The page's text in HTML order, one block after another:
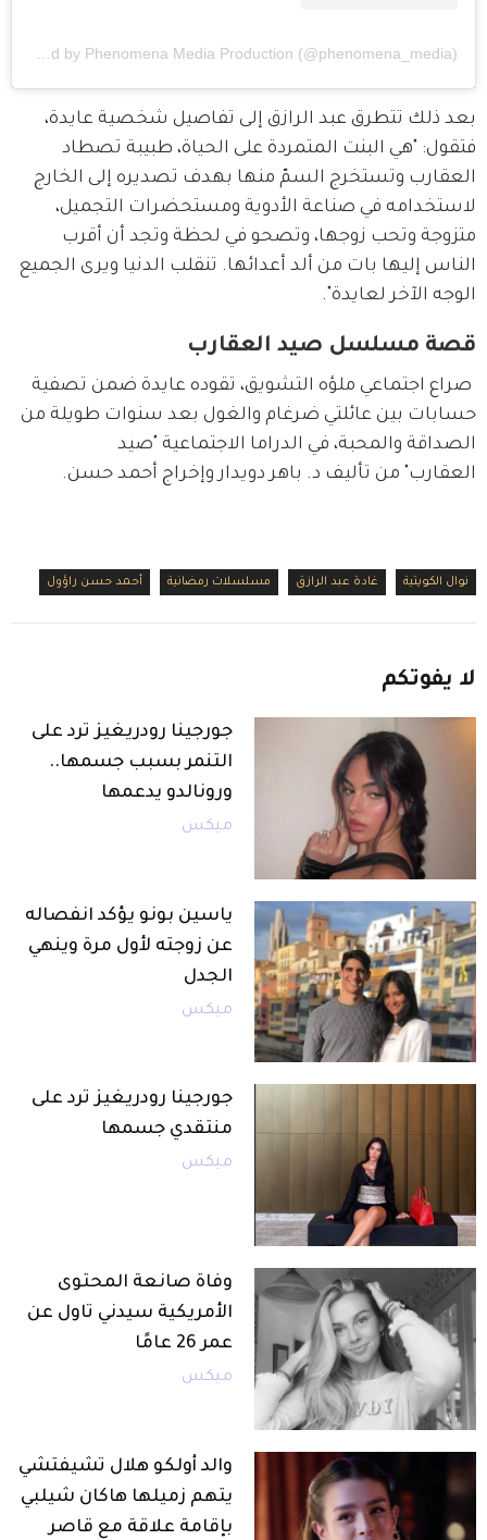
بعد ذلك تتطرق عبد الرازق إلى تفاصيل شخصية عايدة،
فتقول: "هي البنت المتمردة على الحياة، طبيبة تصطاد
العقارب وتستخرج السمّ منها بهدف تصديره إلى الخارج
لاستخدامه في صناعة الأدوية ومستحضرات التجميل،
متزوجة وتحب زوجها، وتصحو في لحظة وتجد أن أقرب
الناس إليها بات من ألد أعدائها. تنقلب الدنيا ويرى الجميع
الوجه الآخر لعايدة".
قصة مسلسل صيد العقارب
صراع اجتماعي ملؤه التشويق، تقوده عايدة ضمن تصفية
حسابات بين عائلتي ضرغام والغول بعد سنوات طويلة من
الصداقة والمحبة، في الدراما الاجتماعية "صيد
العقارب" من تأليف د. باهر دويدار وإخراج أحمد حسن.
نوال الكويتية غادة عبد الرازق مسلسلات رمضانية أحمد حسن راؤول
لا يفوتكم
جورجينا رودريغيز ترد على
التنمر بسبب جسمها..
ورونالدو يدعمها
ميكس
ياسين بونو يؤكد انفصاله
عن زوجته لأول مرة وينهي
الجدل
ميكس
جورجينا رودريغيز ترد على
منتقدي جسمها
ميكس
وفاة صانعة المحتوى
الأمريكية سيدني تاول عن
عمر 26 عامًا
ميكس
والد أولكو هلال تشيفتشي
يتهم زميلها هاكان شيلبي
بإقامة علاقة مع قاصر